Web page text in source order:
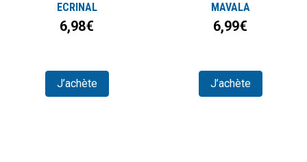
ECRINAL
6,98€
J’achète
MAVALA
6,99€
J’achète